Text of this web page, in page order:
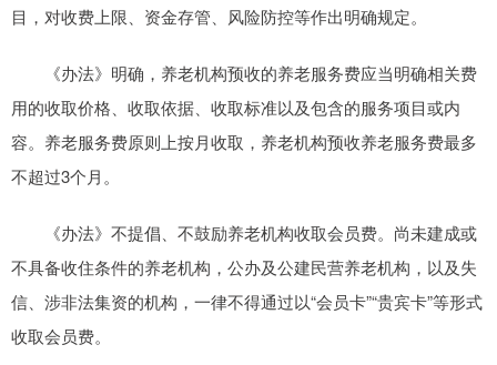
目，对收费上限、资金存管、风险防控等作出明确规定。
《办法》明确，养老机构预收的养老服务费应当明确相关费
用的收取价格、收取依据、收取标准以及包含的服务项目或内
容。养老服务费原则上按月收取，养老机构预收养老服务费最多
不超过3个月。
《办法》不提倡、不鼓励养老机构收取会员费。尚未建成或
不具备收住条件的养老机构，公办及公建民营养老机构，以及失
信、涉非法集资的机构，一律不得通过以“会员卡”“贵宾卡”等形式
收取会员费。